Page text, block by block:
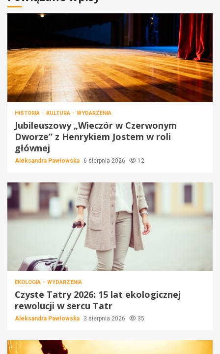
HISTORIA KULTURA WYDARZENIA
Jubileuszowy „Wieczór w Czerwonym
Dworze” z Henrykiem Jostem w roli
głównej
Aleksandra Pawłowska 6 sierpnia 2026 12
EKOLOGIA WYDARZENIA
Czyste Tatry 2026: 15 lat ekologicznej
rewolucji w sercu Tatr
Aleksandra Pawłowska 3 sierpnia 2026 35